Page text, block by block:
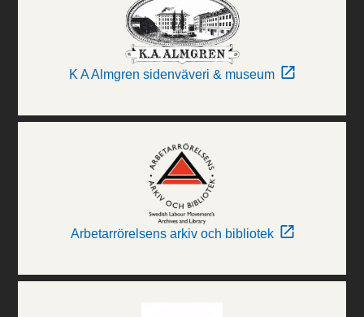
K A Almgren sidenväveri & museum
Arbetarrörelsens arkiv och bibliotek